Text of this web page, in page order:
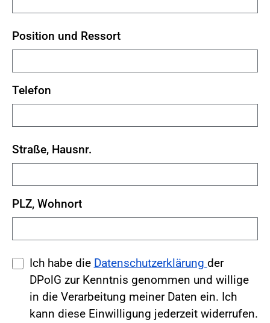
Position und Ressort
Telefon
Straße, Hausnr.
PLZ, Wohnort
Ich habe die Datenschutzerklärung der
DPolG zur Kenntnis genommen und willige
in die Verarbeitung meiner Daten ein. Ich
kann diese Einwilligung jederzeit widerrufen.